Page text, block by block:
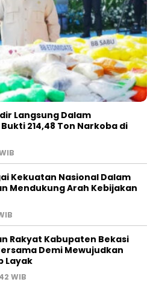
Langsung Dalam
214,48 Ton Narkoba di
Kekuatan Nasional Dalam
Mendukung Arah Kebijakan
Rakyat Kabupaten Bekasi
Demi Mewujudkan
Layak
WIB